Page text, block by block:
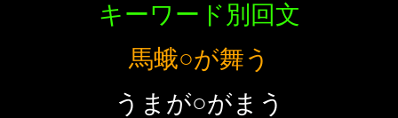
キーワード別回文
馬蛾○が舞う
うまが○がまう